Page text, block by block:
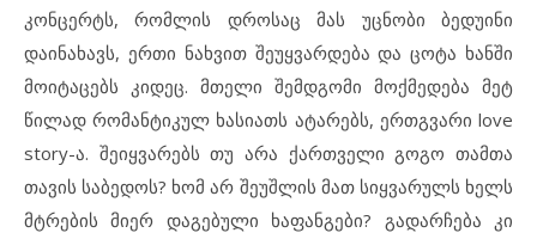
კონცერტს, რომლის დროსაც მას უცნობი ბედუინი
დაინახავს, ერთი ნახვით შეუყვარდება და ცოტა ხანში
მოიტაცებს კიდეც. მთელი შემდგომი მოქმედება მეტ
წილად რომანტიკულ ხასიათს ატარებს, ერთგვარი love
story-ა. შეიყვარებს თუ არა ქართველი გოგო თამთა
თავის საბედოს? ხომ არ შეუშლის მათ სიყვარულს ხელს
მტრების მიერ დაგებული ხაფანგები? გადარჩება კი